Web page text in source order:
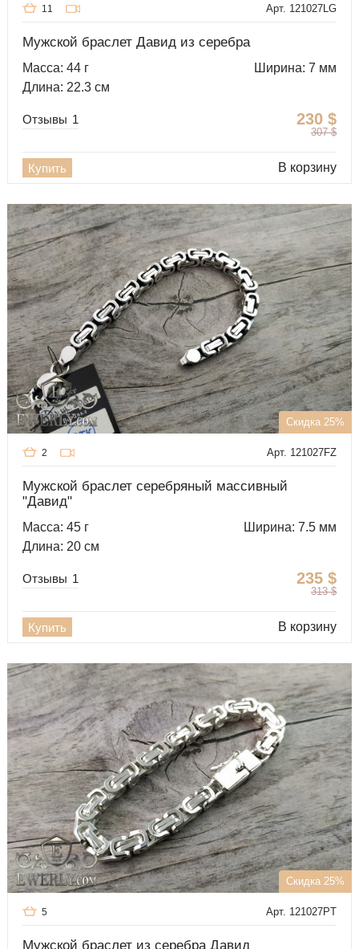
Арт. 121027LG
11
Мужской браслет Давид из серебра
Масса: 44 г
Ширина: 7 мм
Длина: 22.3 см
230 $
307 $
Отзывы 1
Купить В корзину
Скидка 25%
Арт. 121027FZ
2
Мужской браслет серебряный массивный
"Давид"
Масса: 45 г
Ширина: 7.5 мм
Длина: 20 см
235 $
313 $
Отзывы 1
Купить В корзину
Скидка 25%
Арт. 121027PT
5
Мужской браслет из серебра Давид